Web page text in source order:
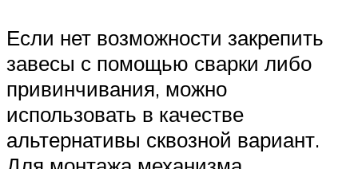
Если нет возможности закрепить
завесы с помощью сварки либо
привинчивания, можно
использовать в качестве
альтернативы сквозной вариант.